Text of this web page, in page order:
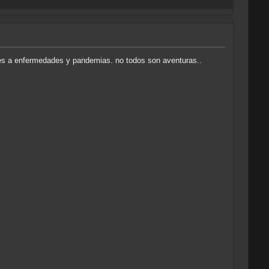
a enfermedades y pandemias. no todos son aventuras..